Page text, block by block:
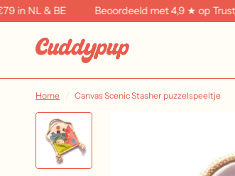
NL & BE Beoordeeld met 4,9 ★ op Trustpilot
Home / Canvas Scenic Stasher puzzelspeeltje